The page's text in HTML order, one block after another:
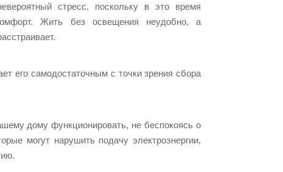
стресс, поскольку в это время
Жить без освещения неудобно, а
его самодостаточным с точки зрения сбора
дому функционировать, не беспокоясь о
могут нарушить подачу электроэнергии,